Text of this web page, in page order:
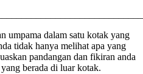
umpama dalam satu kotak yang
tidak hanya melihat apa yang
pandangan dan fikiran anda
berada di luar kotak.